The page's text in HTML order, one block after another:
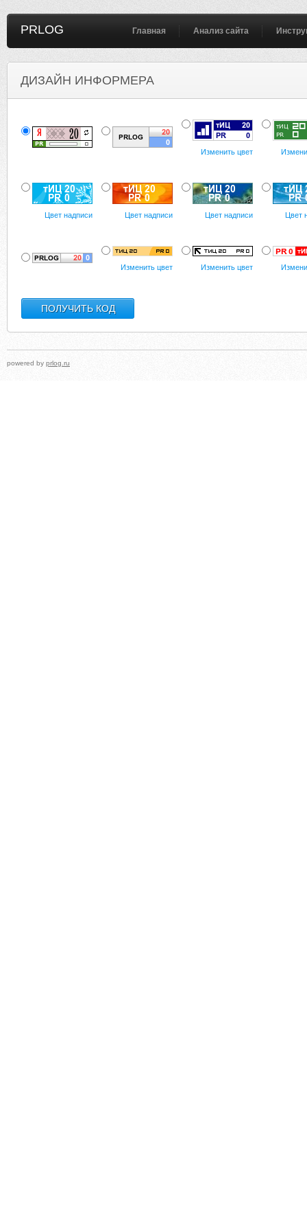
PRLOG Главная Анализ сайта
ДИЗАЙН ИНФОРМЕРА
Изменить цвет
Цвет надписи Цвет надписи Цвет надписи Цвет
Изменить цвет Изменить цвет
powered by prlog.ru